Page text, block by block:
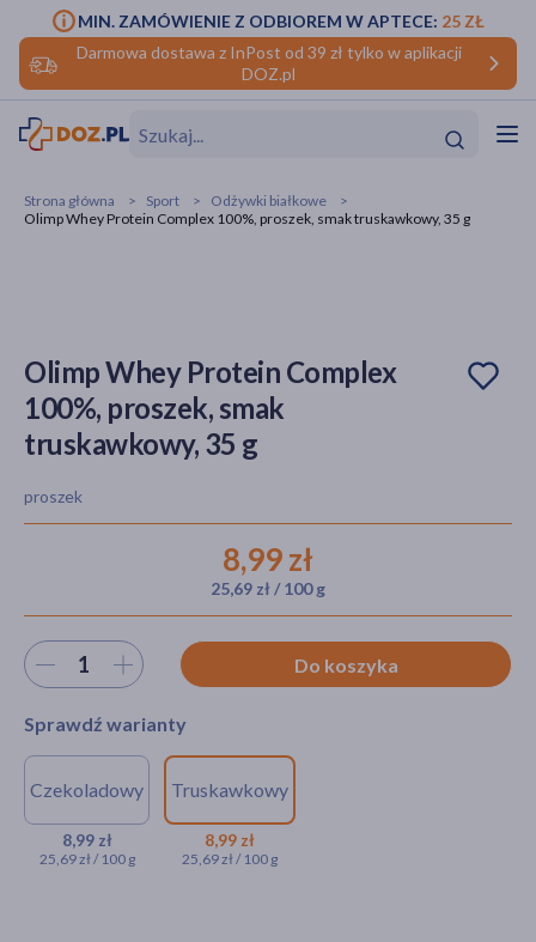
Darmowa dostawa z InPost od 39 zł tylko w aplikacji
DOZ.pl
MIN. ZAMÓWIENIE Z ODBIOREM W APTECE: 25 ZŁ
Strona główna Sport
Odżywki białkowe
Olimp Whey Protein Complex 100%, proszek, smak truskawkowy, 35 g
Olimp Whey Protein Complex
100%, proszek, smak
truskawkowy, 35 g
proszek
8,99 zł
25,69 zł / 100 g
Wybierz ilość Do koszyka
Sprawdź warianty
Czekoladowy
8,99 zł
25,69 zł / 100 g
Olimp Whey Protein Complex
100%, proszek, smak
czekoladowy, 35 g
Truskawkowy
8,99 zł
25,69 zł / 100 g